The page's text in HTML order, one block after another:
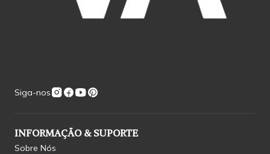
Siga-nos
INFORMAÇÃO & SUPORTE
Sobre Nós